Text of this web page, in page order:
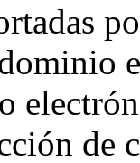
de